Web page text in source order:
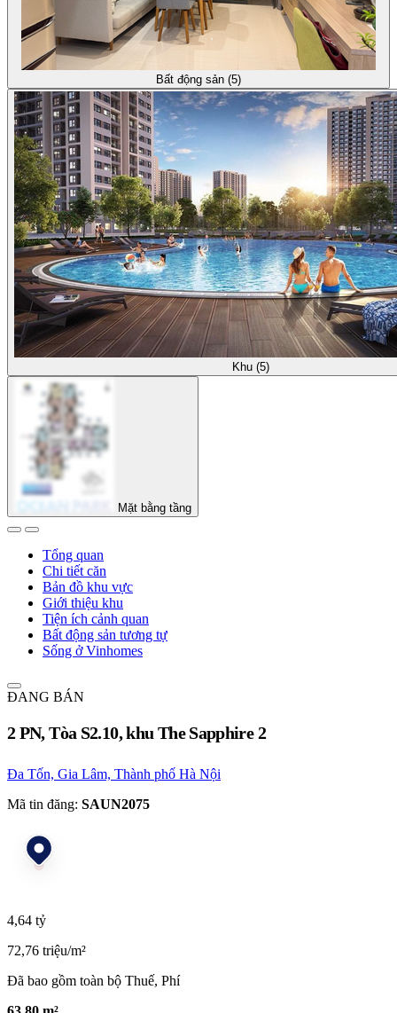
Bất động sản (5)
Khu (5)
Mặt bằng tầng
Tổng quan
Chi tiết căn
Bản đồ khu vực
Giới thiệu khu
Tiện ích cảnh quan
Bất động sản tương tự
Sống ở Vinhomes
ĐANG BÁN
2 PN, Tòa S2.10, khu The Sapphire 2
Đa Tốn, Gia Lâm, Thành phố Hà Nội
Mã tin đăng: SAUN2075
4,64 tỷ
72,76 triệu/m²
Đã bao gồm toàn bộ Thuế, Phí